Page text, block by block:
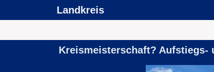
Landkreis
Kreismeisterschaft? Aufstiegs-